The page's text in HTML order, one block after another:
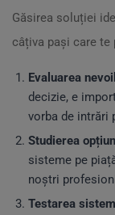
Găsirea soluției
câțiva pași care te
Evaluarea
decizie, e
vorba de intrări
Studierea
sisteme pe
noștri
Testarea